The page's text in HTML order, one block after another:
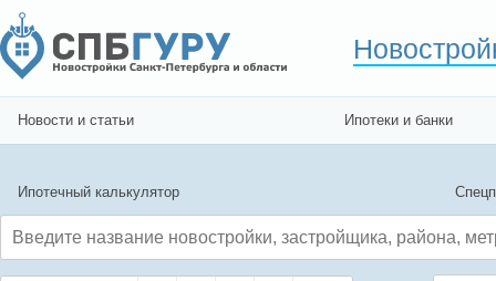
Новости и статьи Ипотеки и банки
Ипотечный калькулятор